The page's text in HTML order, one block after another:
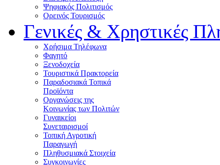
Ψηφιακός Πολιτισμός
Ορεινός Τουρισμός
Γενικές & Χρηστικές
Χρήσιμα Τηλέφωνα
Φαγητό
Ξενοδοχεία
Τουριστικά Πρακτορεία
Παραδοσιακά Τοπικά
Προϊόντα
Οργανώσεις της
Κοινωνίας των Πολιτών
Γυναικείοι
Συνεταιρισμοί
Τοπική Αγροτική
Παραγωγή
Πληθυσμιακά Στοιχεία
Συγκοινωνίες